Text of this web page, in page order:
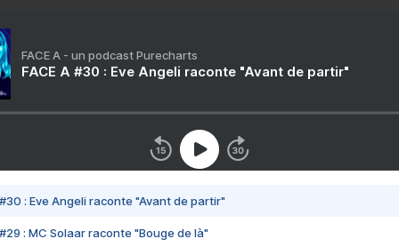
FACE A - un podcast Purecharts
FACE A #30 : Eve Angeli raconte "Avant de partir"
#30 : Eve Angeli raconte "Avant de partir"
#29 : MC Solaar raconte "Bouge de là"